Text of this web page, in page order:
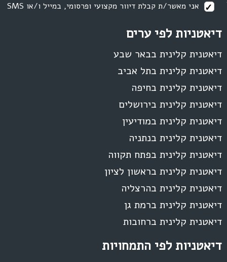
דיאטניות לפי ערים
דיאטנית קלינית בבאר שבע
דיאטנית קלינית בתל אביב
דיאטנית קלינית בחיפה
דיאטנית קלינית בירושלים
דיאטנית קלינית במודיעין
דיאטנית קלינית בנתניה
דיאטנית קלינית בפתח תקווה
דיאטנית קלינית בראשון לציון
דיאטנית קלינית בהרצליה
דיאטנית קלינית ברמת גן
דיאטנית קלינית ברחובות
דיאטניות לפי התמחויות
אני מאשר/ת קבלת דיוור מקצועי ופרסומי, במייל ו/או SMS